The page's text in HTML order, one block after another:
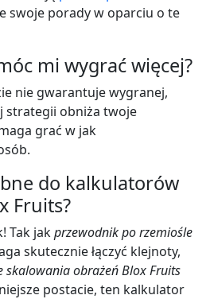
swoje porady w oparciu o te
mi wygrać więcej?
nie gwarantuje wygranej,
strategii obniża twoje
grać w jak
do kalkulatorów
Fruits?
Tak jakprzewodnik po rzemiośle
skutecznie łączyć klejnoty,
skalowania obrażeń Blox Fruits
postacie, ten kalkulator